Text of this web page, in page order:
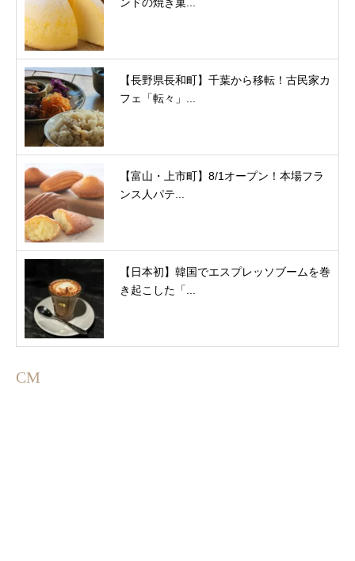
【長野県長和町】千葉から移転！古民家カ
フェ「転々」...
【富山・上市町】8/1オープン！本場フラ
ンス人パテ...
【日本初】韓国でエスプレッソブームを巻
き起こした「...
CM